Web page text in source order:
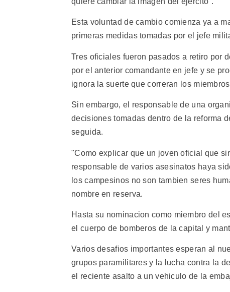
Esta voluntad de cambio comienza ya a
primeras medidas tomadas por el jefe
Tres oficiales fueron pasados a retiro por
por el anterior comandante en jefe y se
ignora la suerte que correran los
Sin embargo, el responsable de una
decisiones tomadas dentro de la reforma
seguida.
"Como explicar que un joven oficial que
responsable de varios asesinatos haya
los campesinos no son tambien seres
nombre en reserva.
Hasta su nominacion como miembro del
el cuerpo de bomberos de la capital y
Varios desafios importantes esperan al
grupos paramilitares y la lucha contra la
el reciente asalto a un vehiculo de la